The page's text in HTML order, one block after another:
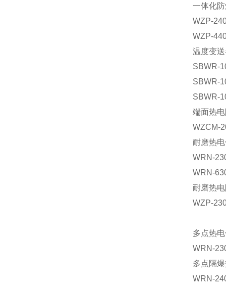
一体化
WZP-
WZP-
温度变
SBWR-
SBWR-
SBWR-
端面热
WZCM-
耐磨热
WRN-
WRN-
耐磨热
WZP-
多点热
WRN-
多点隔
WRN-